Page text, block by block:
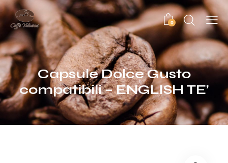
0
Capsule Dolce Gusto
compatibili – ENGLISH TE’